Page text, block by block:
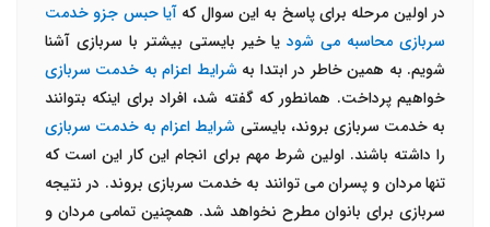
در اولین مرحله برای پاسخ به این سوال که آیا حبس جزو خدمت
سربازی محاسبه می شودیا خیر بایستی بیشتر با سربازی آشنا
شویم. به همین خاطر در ابتدا بهشرایط اعزام به خدمت سربازی
خواهیم پرداخت. همانطور که گفته شد، افراد برای اینکه بتوانند
به خدمت سربازی بروند، بایستی شرایط اعزام به خدمت سربازی
را داشته باشند. اولین شرط مهم برای انجام این کار این است که
تنها مردان و پسران می توانند به خدمت سربازی بروند. در نتیجه
سربازی برای بانوان مطرح نخواهد شد. همچنین تمامی مردان و